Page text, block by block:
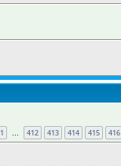
1 … 412 413 414 415 416